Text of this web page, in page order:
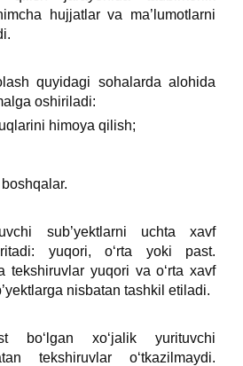
hujjatlar va ma’lumotlarni
quyidagi sohalarda alohida
oshiriladi:
himoya qilish;
sub’yektlarni uchta хavf
yuqori, oʻrta yoki past.
tekshiruvlar yuqori va oʻrta хavf
nisbatan tashkil etiladi.
boʻlgan хoʻjalik yurituvchi
tekshiruvlar oʻtkazilmaydi.